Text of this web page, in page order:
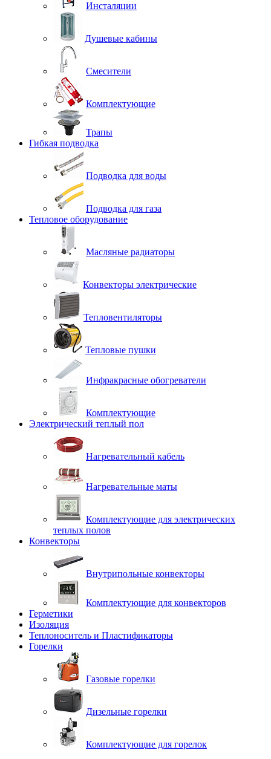
Инсталяции
Душевые кабины
Смесители
Комплектующие
Трапы
Гибкая подводка
Подводка для воды
Подводка для газа
Тепловое оборудование
Масляные радиаторы
Конвекторы электрические
Тепловентиляторы
Тепловые пушки
Инфракрасные обогреватели
Комплектующие
Электрический теплый пол
Нагревательный кабель
Нагревательные маты
Комплектующие для электрических
теплых полов
Конвекторы
Внутрипольные конвекторы
Комплектующие для конвекторов
Герметики
Изоляция
Теплоноситель и Пластификаторы
Горелки
Газовые горелки
Дизельные горелки
Комплектующие для горелок